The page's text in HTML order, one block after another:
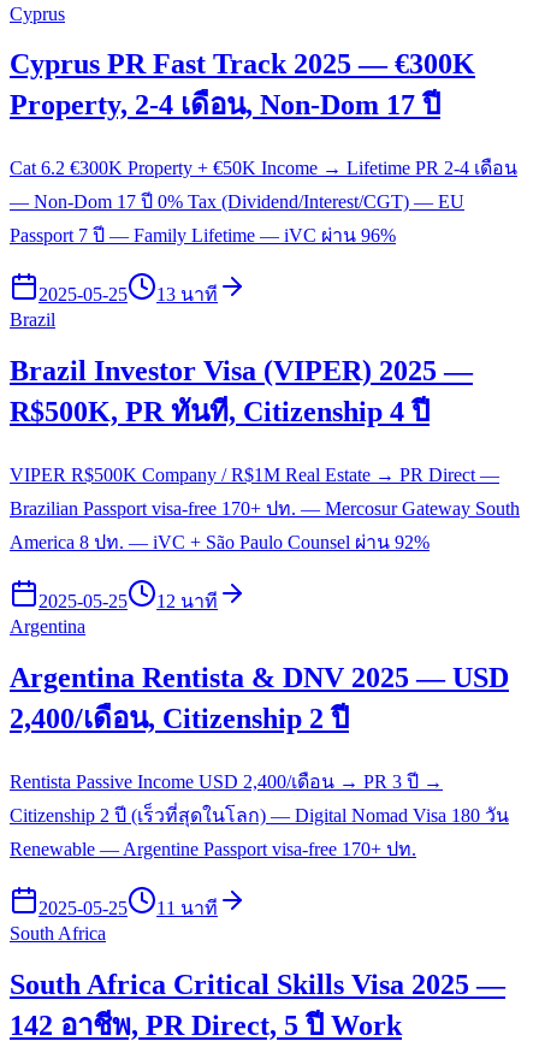
Cyprus
Cyprus PR Fast Track 2025 — €300K
Property, 2-4 เดือน, Non-Dom 17 ปี
Cat 6.2 €300K Property + €50K Income → Lifetime PR 2-4 เดือน
— Non-Dom 17 ปี 0% Tax (Dividend/Interest/CGT) — EU
Passport 7 ปี — Family Lifetime — iVC ผ่าน 96%
2025-05-25
13 นาที
Brazil
Brazil Investor Visa (VIPER) 2025 —
R$500K, PR ทันที, Citizenship 4 ปี
VIPER R$500K Company / R$1M Real Estate → PR Direct —
Brazilian Passport visa-free 170+ ปท. — Mercosur Gateway South
America 8 ปท. — iVC + São Paulo Counsel ผ่าน 92%
2025-05-25
12 นาที
Argentina
Argentina Rentista & DNV 2025 — USD
2,400/เดือน, Citizenship 2 ปี
Rentista Passive Income USD 2,400/เดือน → PR 3 ปี →
Citizenship 2 ปี (เร็วที่สุดในโลก) — Digital Nomad Visa 180 วัน
Renewable — Argentine Passport visa-free 170+ ปท.
2025-05-25
11 นาที
South Africa
South Africa Critical Skills Visa 2025 —
142 อาชีพ, PR Direct, 5 ปี Work